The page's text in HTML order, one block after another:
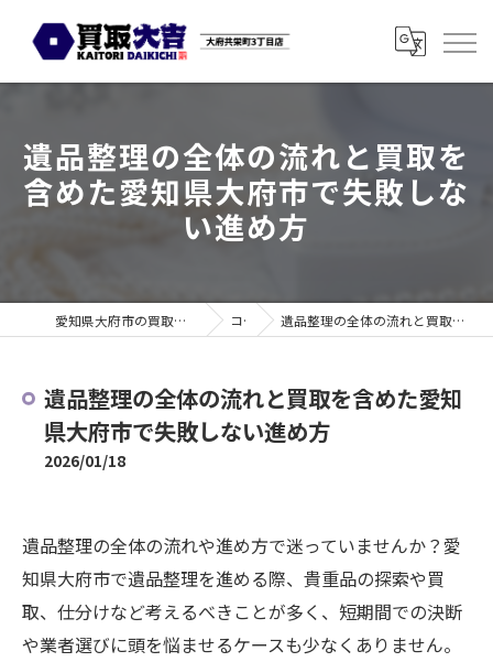
遺品整理の全体の流れと買取を
含めた愛知県大府市で失敗しな
い進め方
愛知県大府市の買取なら買取大吉 大府共栄町3丁目店 コラム 遺品整理の全体の流れと買取を含めた愛知県大府市で失敗しない進め方
遺品整理の全体の流れと買取を含めた愛知
県大府市で失敗しない進め方
2026/01/18
遺品整理の全体の流れや進め方で迷っていませんか？愛
知県大府市で遺品整理を進める際、貴重品の探索や買
取、仕分けなど考えるべきことが多く、短期間での決断
や業者選びに頭を悩ませるケースも少なくありません。